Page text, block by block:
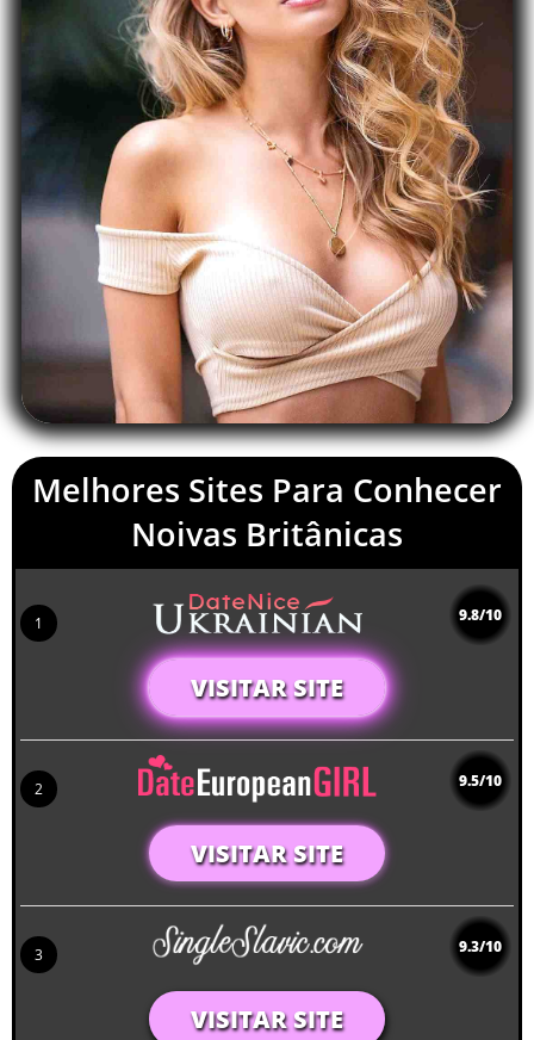
Melhores Sites Para Conhecer
Noivas Britânicas
1 9.8/10
VISITAR SITE
2 9.5/10
VISITAR SITE
3 9.3/10
VISITAR SITE